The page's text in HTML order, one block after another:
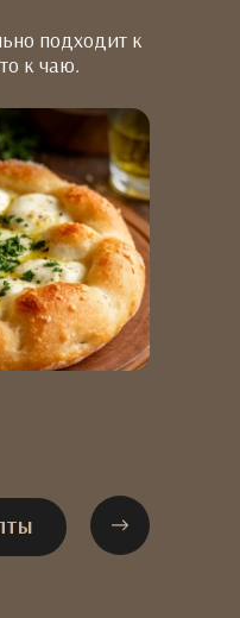
подходит к
к чаю.